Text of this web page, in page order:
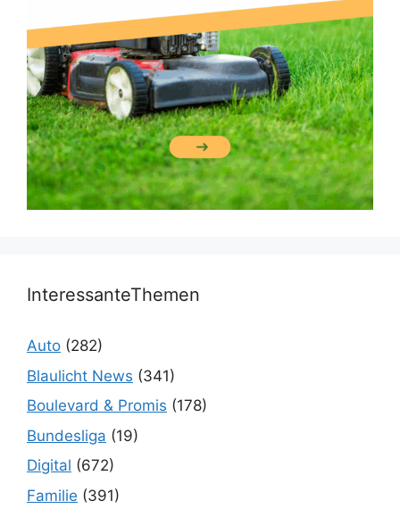
InteressanteThemen
Auto (282)
Blaulicht News (341)
Boulevard & Promis (178)
Bundesliga (19)
Digital (672)
Familie (391)